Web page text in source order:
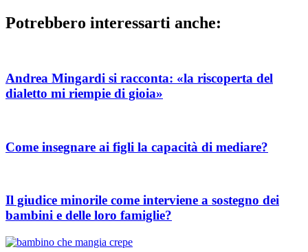
Potrebbero interessarti anche:
Andrea Mingardi si racconta: «la riscoperta del
dialetto mi riempie di gioia»
Come insegnare ai figli la capacità di mediare?
Il giudice minorile come interviene a sostegno dei
bambini e delle loro famiglie?